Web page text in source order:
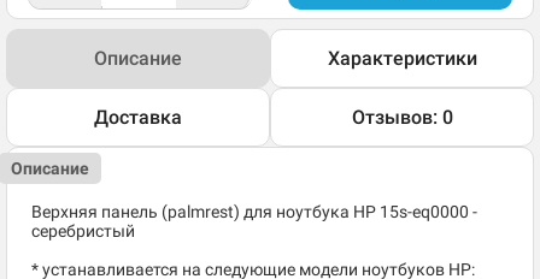
Описание Характеристики
Доставка Отзывов: 0
Описание
Верхняя панель (palmrest) для ноутбука HP 15s-eq0000 -
серебристый
* устанавливается на следующие модели ноутбуков HP: